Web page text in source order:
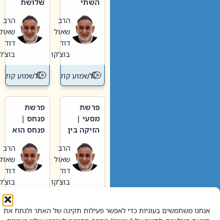
אנחנו משתמשים בעוגיות כדי לאפשר פעילות תקינה של האתר ולנתח את
וערב של
חיינו
הרב
שאול
דוד
בוצ'קו
לשמוע קול תורה – מדרש
האבות
הרב
שאול
דוד
בוצ'קו
לשמוע קול
פרשת
מסעי |
הזיקה בין
הגדול לעם הרב
שאול
דוד
בוצ'קו
לשמוע קול תורה – מדרש
פרשת
פנחס |
פנחס הוא
אליהו: בין
קנאות
הורסת
לקנאות
בונה
הרב
שאול
דוד
בוצ'קו
לשמוע קול